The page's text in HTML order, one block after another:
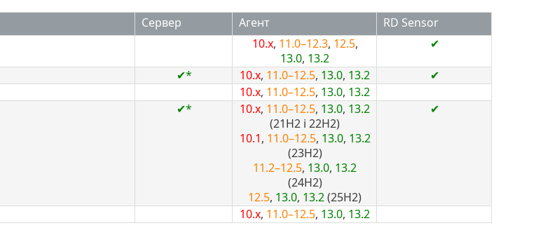
Сервер Агент
RD Sensor
10.x, 11.0–12.3, 12.5,
13.0, 13.2
✔
✔* 10.x, 11.0–12.5, 13.0, 13.2
✔
10.x, 11.0–12.5, 13.0, 13.2
✔* 10.x, 11.0–12.5, 13.0, 13.2
(21H2 і 22H2)
10.1, 11.0–12.5, 13.0, 13.2
(23H2)
11.2–12.5, 13.0, 13.2
(24H2)
12.5, 13.0, 13.2(25H2)
✔
10.x, 11.0–12.5, 13.0, 13.2